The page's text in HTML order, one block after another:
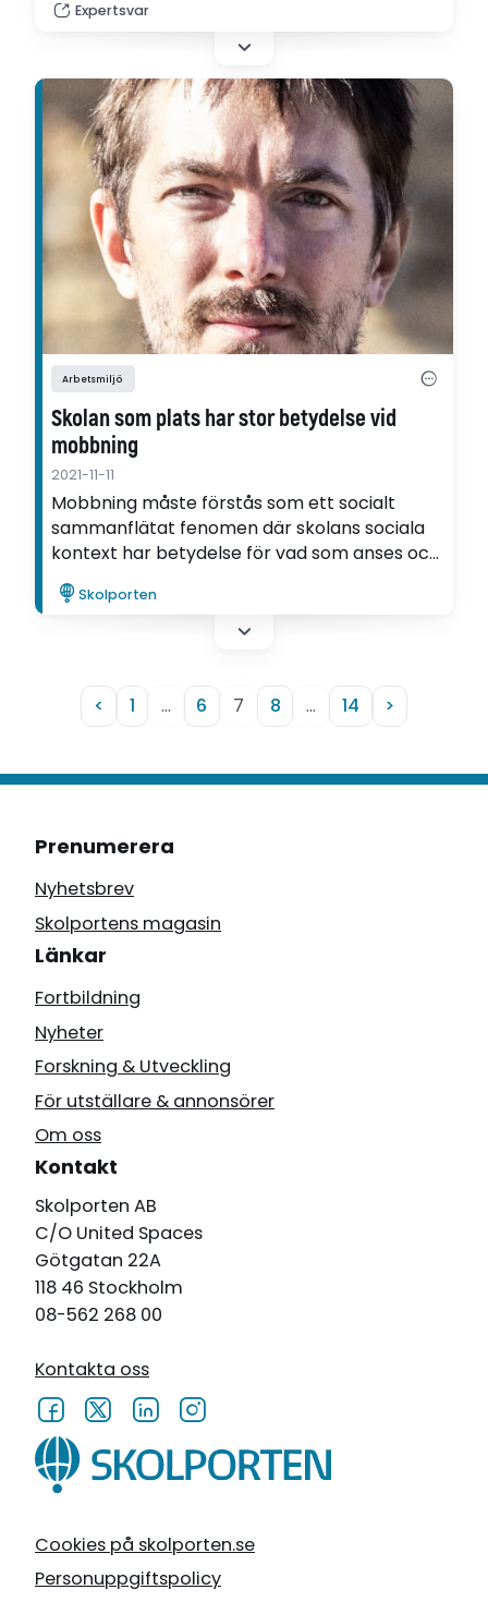
utanför nätet. Tvärtom finns omständigheter
som kan komplicera påverkan av
Expertsvar
Arbetsmiljö
Skolan som plats har stor betydelse vid
mobbning
2021-11-11
Mobbning måste förstås som ett socialt
sammanflätat fenomen där skolans sociala
kontext har betydelse för vad som anses och
värderas som normalt eller annorlunda. Det
menar Joakim Strindberg som forskat om
mellanstadieelevers erfarenheter av och
Skolporten
< 1 … 6 7 8 … 14 >
Cookies på skolporten.se
Personuppgiftspolicy
Prenumerera
Nyhetsbrev
Skolportens magasin
Länkar
Fortbildning
Nyheter
Forskning & Utveckling
För utställare & annonsörer
Om oss
Kontakt
Skolporten AB
C/O United Spaces
Götgatan 22A
118 46 Stockholm
08-562 268 00
Kontakta oss